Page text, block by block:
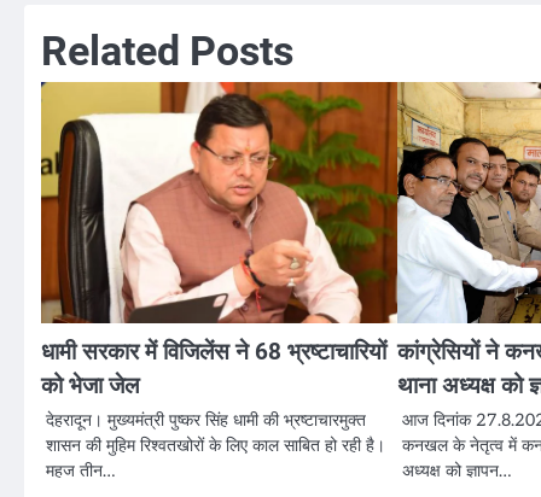
Related Posts
धामी सरकार में विजिलेंस ने 68 भ्रष्टाचारियों
को भेजा जेल
देहरादून। मुख्यमंत्री पुष्कर सिंह धामी की भ्रष्टाचारमुक्त
शासन की मुहिम रिश्वतखोरों के लिए काल साबित हो रही है।
महज तीन…
कांग्रेसियों ने
थाना अध्यक्ष को
आज दिनांक
कनखल के नेतृत्व में
अध्यक्ष को ज्ञापन…